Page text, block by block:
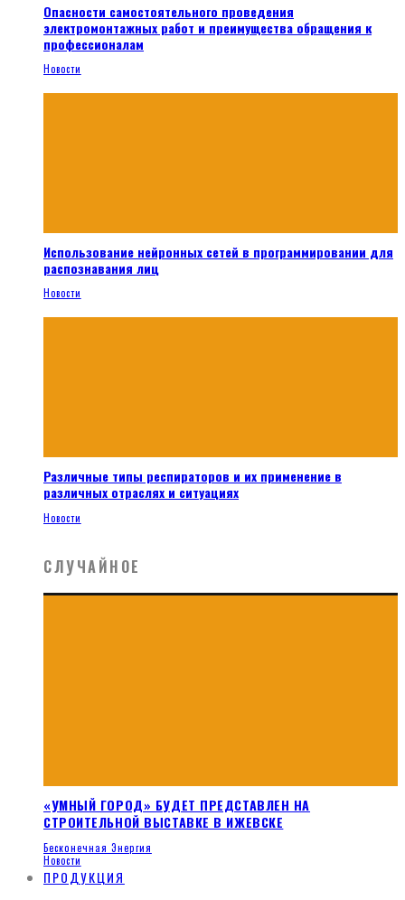
Опасности самостоятельного проведения
электромонтажных работ и преимущества обращения к
профессионалам
Новости
Использование нейронных сетей в программировании для
распознавания лиц
Новости
Различные типы респираторов и их применение в
различных отраслях и ситуациях
Новости
СЛУЧАЙНОЕ
«УМНЫЙ ГОРОД» БУДЕТ ПРЕДСТАВЛЕН НА
СТРОИТЕЛЬНОЙ ВЫСТАВКЕ В ИЖЕВСКЕ
Бесконечная Энергия
Новости
ПРОДУКЦИЯ